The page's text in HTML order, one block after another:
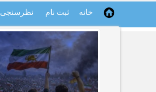
خانه ثبت نام نظرسنجی